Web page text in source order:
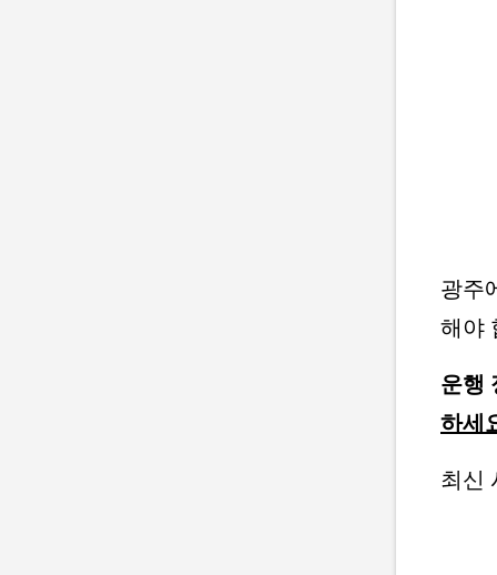
광주
해야
운행
하세
최신